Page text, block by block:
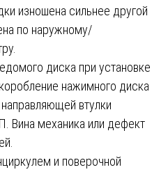
изношена сильнее другой
по наружному/
диска при установке
нажимного диска
втулки
Вина механика или дефект
и поверочной